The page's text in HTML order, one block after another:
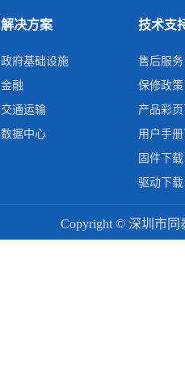
解决方案
政府基础设施
金融
交通运输
数据中心
技术支
售后服务
保修政策
产品彩
用户手
固件下载
驱动下载
Copyright © 深圳市同